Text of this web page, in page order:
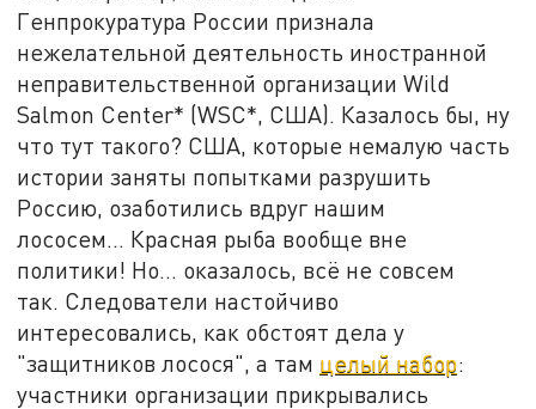
Генпрокуратура России признала
нежелательной деятельность иностранной
неправительственной организации Wild
Salmon Center* (WSC*, США). Казалось бы, ну
что тут такого? США, которые немалую часть
истории заняты попытками разрушить
Россию, озаботились вдруг нашим
лососем... Красная рыба вообще вне
политики! Но... оказалось, всё не совсем
так. Следователи настойчиво
интересовались, как обстоят дела у
"защитников лосося", а там целый набор:
участники организации прикрывались